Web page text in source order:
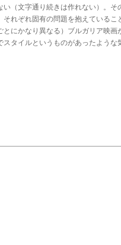
文字通り続きは作れない）。
れぞれ固有の問題を抱えている
にかなり異なる）ブルガリア映
タイルというものがあったような